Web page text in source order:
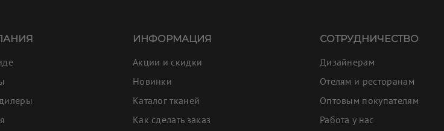
ИНФОРМАЦИЯ
Акции и скидки
Новинки
Каталог тканей
Как сделать заказ
СОТРУДНИЧЕСТВО
Дизайнерам
Отелям и ресторанам
Оптовым покупателям
Работа у нас